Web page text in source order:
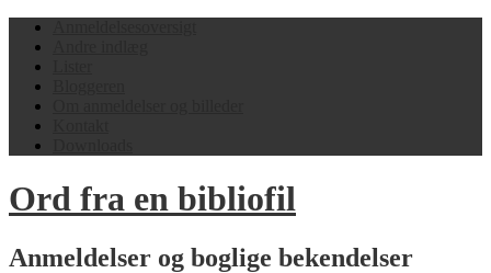
Ord fra en bibliofil
Anmeldelser og boglige bekendelser